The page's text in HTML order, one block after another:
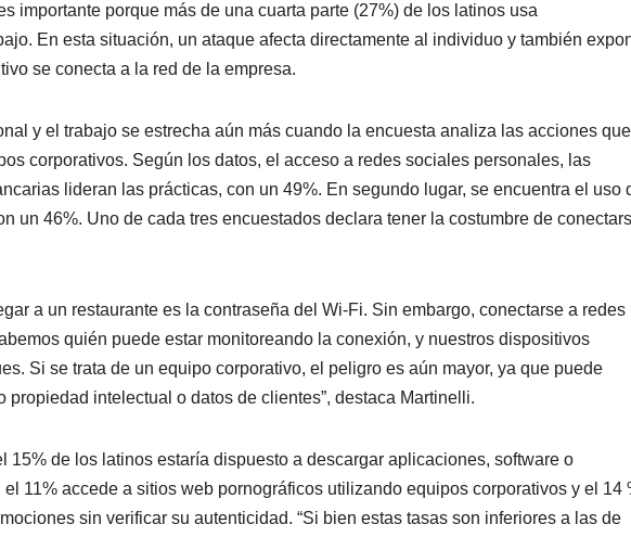
importante porque más de una cuarta parte (27%) de los latinos usa
En esta situación, un ataque afecta directamente al individuo y también
se conecta a la red de la empresa.
y el trabajo se estrecha aún más cuando la encuesta analiza las acciones que
corporativos. Según los datos, el acceso a redes sociales personales, las
lideran las prácticas, con un 49%. En segundo lugar, se encuentra el uso
un 46%. Uno de cada tres encuestados declara tener la costumbre de
a un restaurante es la contraseña del Wi-Fi. Sin embargo, conectarse a redes
quién puede estar monitoreando la conexión, y nuestros dispositivos
Si se trata de un equipo corporativo, el peligro es aún mayor, ya que puede
intelectual o datos de clientes”, destaca Martinelli.
15% de los latinos estaría dispuesto a descargar aplicaciones, software o
11% accede a sitios web pornográficos utilizando equipos corporativos y el 14
sin verificar su autenticidad. “Si bien estas tasas son inferiores a las de